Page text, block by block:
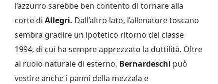
l’azzurro sarebbe ben contento di tornare alla
corte di Allegri. Dall’altro lato, l’allenatore toscano
sembra gradire un ipotetico ritorno del classe
1994, di cui ha sempre apprezzato la duttilità. Oltre
al ruolo naturale di esterno, Bernardeschi può
vestire anche i panni della mezzala e